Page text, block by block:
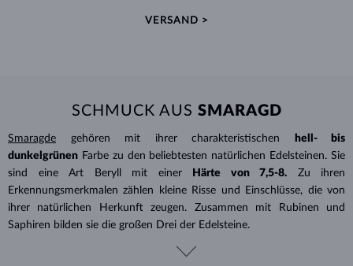
VERSAND >
SCHMUCK AUS SMARAGD
Smaragde gehören mit ihrer charakteristischen
hell- bis
dunkelgrünen Farbe zu den beliebtesten natürlichen Edelsteinen. Sie
sind eine Art Beryll mit einer
Härte von 7,5-8.
Zu ihren
Erkennungsmerkmalen zählen kleine Risse und Einschlüsse, die von
ihrer natürlichen Herkunft zeugen. Zusammen mit Rubinen und
Saphiren bilden sie die großen Drei der Edelsteine.